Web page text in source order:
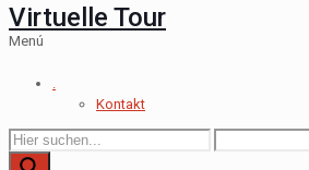
Virtuelle Tour
Menú
.
Kontakt